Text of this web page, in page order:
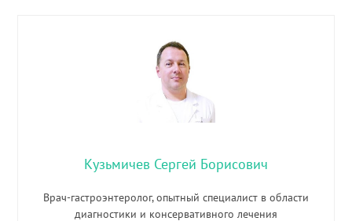
Кузьмичев Сергей Борисович
Врач-гастроэнтеролог, опытный специалист в области
диагностики и консервативного лечения